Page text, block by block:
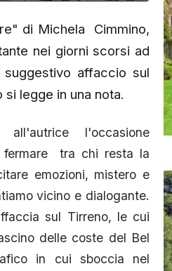
di Michela Cimmino,
nei giorni scorsi ad
affaccio sul
legge in una nota.
all'autrice l'occasione
fermare tra chi resta la
emozioni, mistero e
vicino e dialogante.
sul Tirreno, le cui
delle coste del Bel
in cui sboccia nel